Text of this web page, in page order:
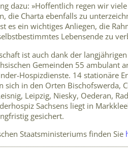
dazu: »Hoffentlich regen wir
die Charta ebenfalls zu
es ein wichtiges Anliegen, die
Lebensende zu
ist auch dank der
Gemeinden 55 ambulant
Hospizdienste. 14 stationäre
sich in den Orten Bischofswerda,
Leipzig, Niesky, Oederan,
Sachsens liegt in
gesichert.
Staatsministeriums finden Sie